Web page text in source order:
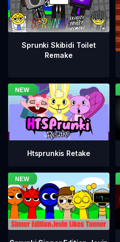
Sprunki Skibidi Toilet
Remake
Htsprunkis Retake